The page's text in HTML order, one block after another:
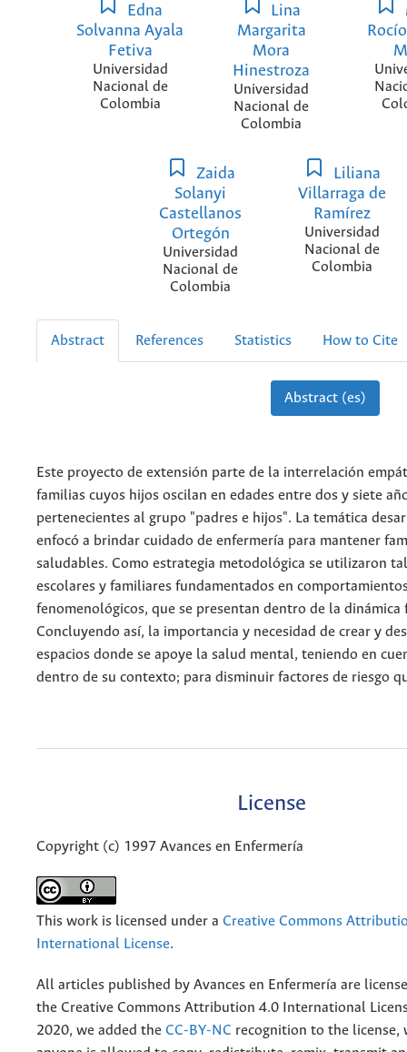
Edna
Solvanna Ayala
Fetiva
Universidad
Nacional de
Colombia
Lina
Margarita
Mora
Hinestroza
Universidad
Nacional de
Colombia
Zaida
Solanyi
Castellanos
Ortegón
Universidad
Nacional de
Colombia
Liliana
Villarraga de
Ramírez
Universidad
Nacional de
Colombia
Abstract References Statistics How to Cite
Abstract (es)
Este proyecto de extensión parte de la interrelación
familias cuyos hijos oscilan en edades entre dos y siete
pertenecientes al grupo "padres e hijos". La temática
enfocó a brindar cuidado de enfermería para mantener
saludables. Como estrategia metodológica se utilizaron
escolares y familiares fundamentados en
fenomenológicos, que se presentan dentro de la dinámica
Concluyendo así, la importancia y necesidad de crear y
espacios donde se apoye la salud mental, teniendo en
dentro de su contexto; para disminuir factores de riesgo
License
Copyright (c) 1997 Avances en Enfermería
This work is licensed under a Creative Commons
International License.
All articles published by Avances en Enfermería are
the Creative Commons Attribution 4.0 International
2020, we added the CC-BY-NC recognition to the license,